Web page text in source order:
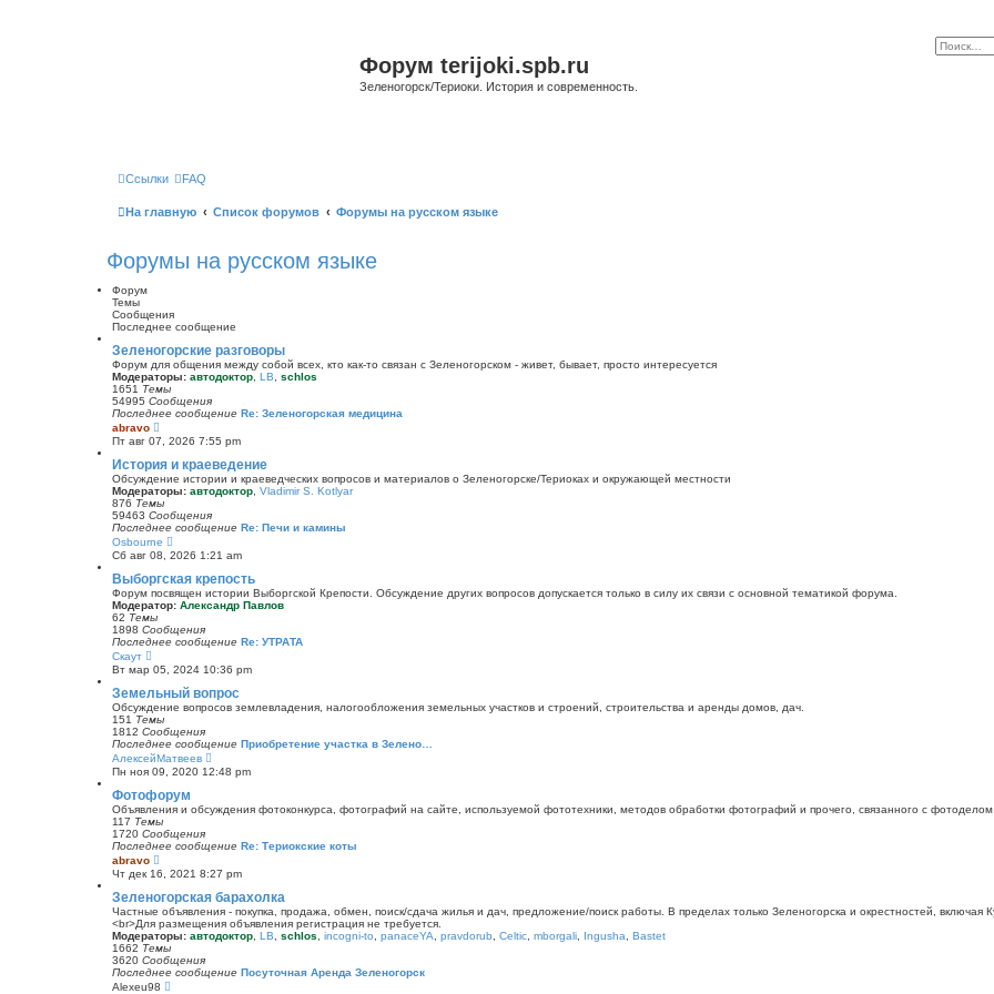
Форум terijoki.spb.ru
Зеленогорск/Териоки. История и современность.
Ссылки FAQ
На главную Список форумов Форумы на русском языке
Форумы на русском языке
Форум
Темы
Сообщения
Последнее сообщение
Зеленогорские разговоры
Форум для общения между собой всех, кто как-то связан с Зеленогорском - живет, бывает, просто интересуется
Модераторы: автодоктор LB
schlos
1651 Темы
54995 Сообщения
Последнее сообщение Re: Зеленогорская медицина
abravo
е
р
е
й
т
и
к
п
о
с
л
д
н
е
у
с
о
щ
е
н
и
ю
Пт авг 07, 2026 7:55 pm
История и краеведение
Обсуждение истории и краеведческих вопросов и материалов о Зеленогорске/Териоках и окружающей местности
Модераторы: автодоктор Vladimir S. Kotlyar
876 Темы
59463 Сообщения
Последнее сообщение Re: Печи и камины
Osbourne
е
р
е
й
т
и
п
о
л
д
н
м
у
с
о
б
щ
н
и
Сб авг 08, 2026 1:21 am
Выборгская крепость
Форум посвящен истории Выборгской Крепости. Обсуждение других вопросов допускается только в силу их связи с основной тематикой форума.
Модератор: Александр Павлов
62 Темы
1898 Сообщения
Последнее сообщение Re: УТРАТА
Скаут
е
р
е
й
т
и
к
п
о
с
е
д
н
е
м
у
с
о
б
щ
е
н
и
ю
Вт мар 05, 2024 10:36 pm
Земельный вопрос
Обсуждение вопросов землевладения, налогообложения земельных участков и строений, строительства и аренды домов, дач.
151 Темы
1812 Сообщения
Последнее сообщение Приобретение участка в Зелено…
АлексейМатвеев
е
р
т
п
с
е
д
н
е
с
Пн ноя 09, 2020 12:48 pm
Фотофорум
Объявления и обсуждения фотоконкурса, фотографий на сайте, используемой фототехники, методов обработки фотографий и прочего, связанного с фотоделом.
117 Темы
1720 Сообщения
Последнее сообщение Re: Териокские коты
abravo
е
р
е
й
т
и
к
п
о
с
л
Чт дек 16, 2021 8:27 pm
Зеленогорская барахолка
Частные объявления - покупка, продажа, обмен, поиск/сдача жилья и дач, предложение/поиск работы. В пределах только Зеленогорска и окрестностей,
<br>Для размещения объявления регистрация не требуется.
Модераторы: автодоктор LB schlos incogni-to panaceYA pravdorub Celtic mborgali Ingusha
Bastet
1662 Темы
3620 Сообщения
Последнее сообщение Посуточная Аренда Зеленогорск
Alexeu98